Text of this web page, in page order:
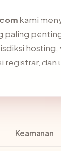
kami
paling
hosting,
dan
Keamanan